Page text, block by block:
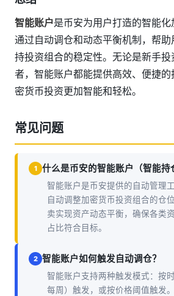
智能账户是币安为用户打造的智能化
通过自动调仓和动态平衡机制，帮
持投资组合的稳定性。无论是新手
者，智能账户都能提供高效、便捷
密货币投资更加智能和轻松。
常见问题
1 什么是币安的智能账户（智能持
智能账户是币安提供的自动管理
自动调整加密货币投资组合的仓
卖实现资产动态平衡，确保各类
占比符合目标。
2 智能账户如何触发自动调仓？
智能账户支持两种触发模式：按
每周）触发，或按价格阈值触发